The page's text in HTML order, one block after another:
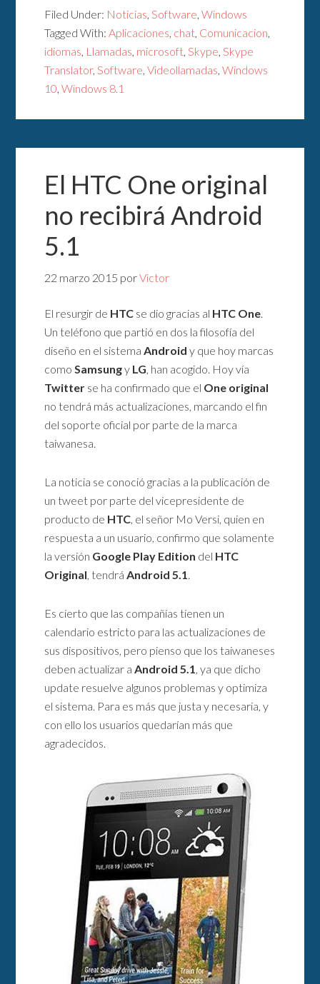
Filed Under: Noticias Software ,Windows
Tagged With: Aplicaciones chat Comunicacion
idiomas Llamadas microsoft Skype Skype
Translator, Software ,Videollamadas ,Windows
10 ,Windows 8.1
El HTC One original
no recibirá Android
5.1
22 marzo 2015 porVictor
El resurgir de HTC se dio gracias al HTC One
Un teléfono que partió en dos la filosofía del
diseño en el sistema Android y que hoy marcas
como Samsungy LG , han acogido. Hoy vía
Twitter se ha confirmado que el One original
no tendrá más actualizaciones, marcando el fin
del soporte oficial por parte de la marca
taiwanesa.
La noticia se conoció gracias a la publicación de
un tweet por parte del vicepresidente de
producto de HTC , el señor Mo Versi, quien en
respuesta a un usuario, confirmo que solamente
la versión Google Play Edition del HTC
Original , tendrá Android 5.1
Es cierto que las compañías tienen un
calendario estricto para las actualizaciones de
sus dispositivos, pero pienso que los taiwaneses
deben actualizar a Android 5.1 , ya que dicho
update resuelve algunos problemas y optimiza
el sistema. Para es más que justa y necesaria, y
con ello los usuarios quedarían más que
agradecidos.